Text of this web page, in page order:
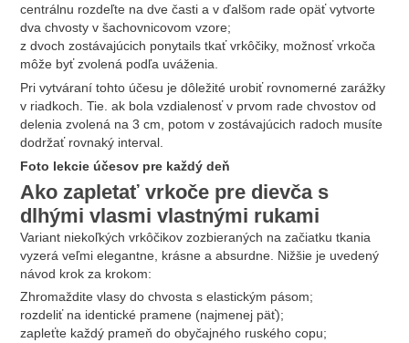
centrálnu rozdeľte na dve časti a v ďalšom rade opäť vytvorte
dva chvosty v šachovnicovom vzore;
z dvoch zostávajúcich ponytails tkať vrkôčiky, možnosť vrkoča
môže byť zvolená podľa uváženia.
Pri vytváraní tohto účesu je dôležité urobiť rovnomerné zarážky
v riadkoch. Tie. ak bola vzdialenosť v prvom rade chvostov od
delenia zvolená na 3 cm, potom v zostávajúcich radoch musíte
dodržať rovnaký interval.
Foto lekcie účesov pre každý deň
Ako zapletať vrkoče pre dievča s
dlhými vlasmi vlastnými rukami
Variant niekoľkých vrkôčikov zozbieraných na začiatku tkania
vyzerá veľmi elegantne, krásne a absurdne. Nižšie je uvedený
návod krok za krokom:
Zhromaždite vlasy do chvosta s elastickým pásom;
rozdeliť na identické pramene (najmenej päť);
zapleťte každý prameň do obyčajného ruského copu;